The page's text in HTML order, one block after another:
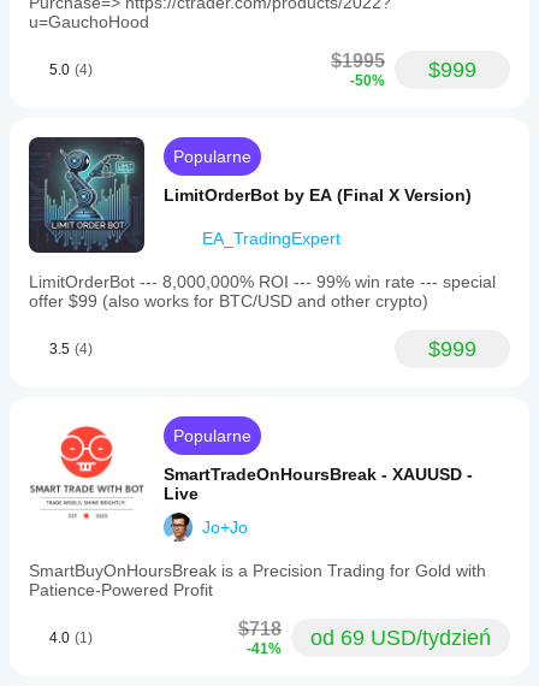
u=GauchoHood
5.0 (4) $1995
-50% $999
Popularne
LimitOrderBot by EA (Final X Version)
EA_TradingExpert
LimitOrderBot --- 8,000,000% ROI --- 99% win rate --- special
offer $99 (also works for BTC/USD and other crypto)
3.5 (4) $999
Popularne
SmartTradeOnHoursBreak - XAUUSD -
Live
Jo+Jo
SmartBuyOnHoursBreak is a Precision Trading for Gold with
Patience-Powered Profit
4.0 (1) $718
-41% od 69 USD/tydzień